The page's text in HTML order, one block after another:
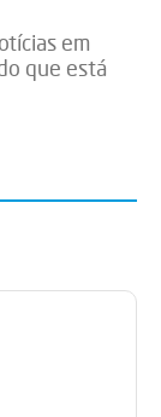
em
que está